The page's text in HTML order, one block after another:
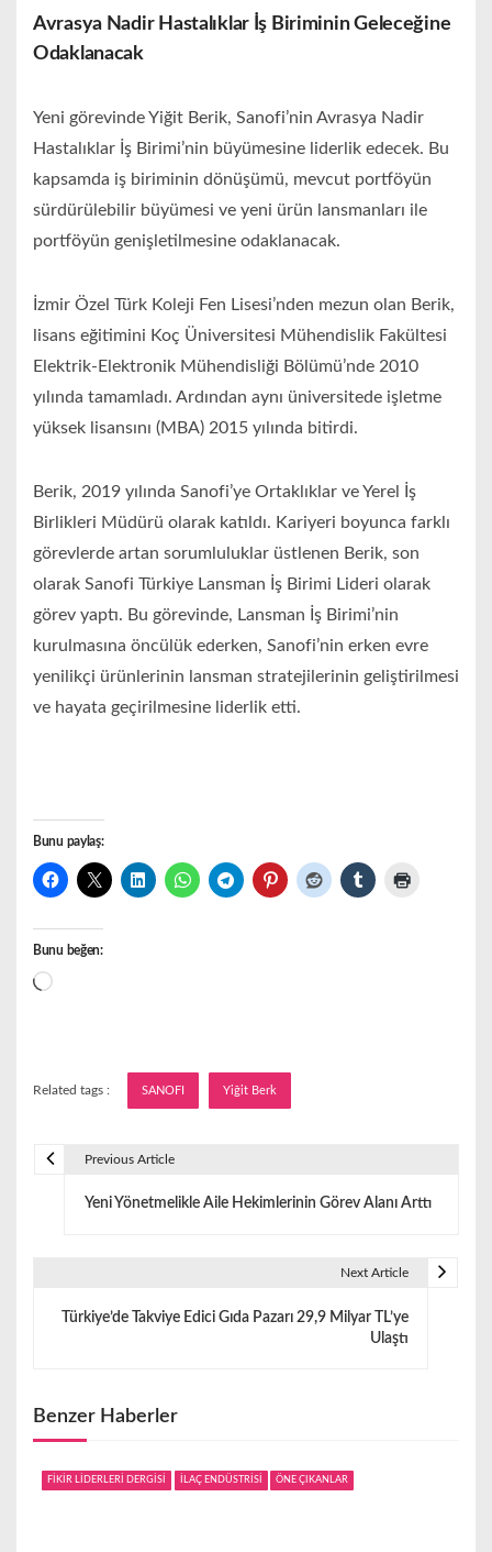
Avrasya Nadir Hastalıklar İş Biriminin Geleceğine
Odaklanacak
Yeni görevinde Yiğit Berik, Sanofi’nin Avrasya Nadir
Hastalıklar İş Birimi’nin büyümesine liderlik edecek. Bu
kapsamda iş biriminin dönüşümü, mevcut portföyün
sürdürülebilir büyümesi ve yeni ürün lansmanları ile
portföyün genişletilmesine odaklanacak.
İzmir Özel Türk Koleji Fen Lisesi’nden mezun olan Berik,
lisans eğitimini Koç Üniversitesi Mühendislik Fakültesi
Elektrik-Elektronik Mühendisliği Bölümü’nde 2010
yılında tamamladı. Ardından aynı üniversitede işletme
yüksek lisansını (MBA) 2015 yılında bitirdi.
Berik, 2019 yılında Sanofi’ye Ortaklıklar ve Yerel İş
Birlikleri Müdürü olarak katıldı. Kariyeri boyunca farklı
görevlerde artan sorumluluklar üstlenen Berik, son
olarak Sanofi Türkiye Lansman İş Birimi Lideri olarak
görev yaptı. Bu görevinde, Lansman İş Birimi’nin
kurulmasına öncülük ederken, Sanofi’nin erken evre
yenilikçi ürünlerinin lansman stratejilerinin geliştirilmesi
ve hayata geçirilmesine liderlik etti.
Bunu paylaş:
Bunu beğen:
Yükleniyor...
Related tags : SANOFI Yiğit Berk
z
n
Previous Article
Yeni Yönetmelikle Aile Hekimlerinin Görev Alanı Arttı
Next Article
Türkiye’de Takviye Edici Gıda Pazarı 29,9 Milyar TL’ye
Ulaştı
Benzer Haberler
FİKİR LİDERLERİ DERGİSİ İLAÇ ENDÜSTRİSİ ÖNE ÇIKANLAR